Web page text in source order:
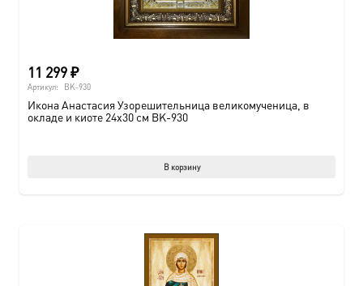
11 299₽
Артикул: BK-930
Икона Анастасия Узорешительница великомученица, в
окладе и киоте 24х30 см BK-930
В корзину